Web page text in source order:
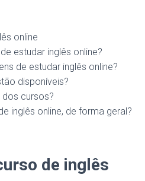
online
estudar inglês online?
de estudar inglês online?
disponíveis?
dos cursos?
inglês online, de forma geral?
de inglês